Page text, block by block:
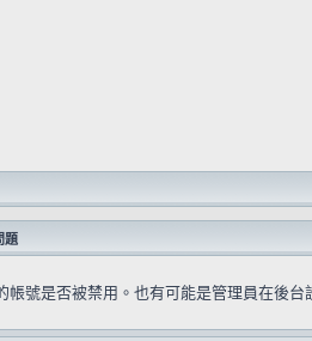
題
號是否被禁用。也有可能是管理員在後台